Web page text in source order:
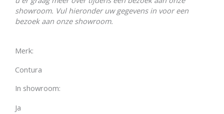
showroom. Vul hieronder uw gegevens in voor een
bezoek aan onze showroom.
Merk:
Contura
In showroom:
Ja